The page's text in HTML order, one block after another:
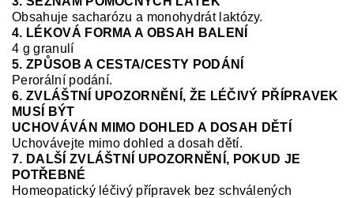
Obsahuje sacharózu a monohydrát laktózy.
4. LÉKOVÁ FORMA A OBSAH BALENÍ
4 g granulí
5. ZPŮSOB A CESTA/CESTY PODÁNÍ
Perorální podání.
6. ZVLÁŠTNÍ UPOZORNĚNÍ, ŽE LÉČIVÝ PŘÍPRAVEK
MUSÍ BÝT
UCHOVÁVÁN MIMO DOHLED A DOSAH DĚTÍ
Uchovávejte mimo dohled a dosah dětí.
7. DALŠÍ ZVLÁŠTNÍ UPOZORNĚNÍ, POKUD JE
POTŘEBNÉ
Homeopatický léčivý přípravek bez schválených